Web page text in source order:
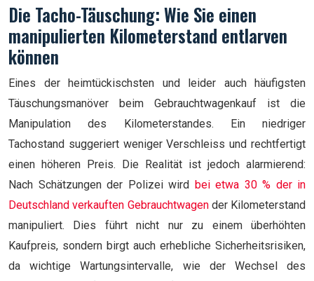
Die Tacho-Täuschung: Wie Sie einen
manipulierten Kilometerstand entlarven
können
Eines der heimtückischsten und leider auch häufigsten
Täuschungsmanöver beim Gebrauchtwagenkauf ist die
Manipulation des Kilometerstandes. Ein niedriger
Tachostand suggeriert weniger Verschleiss und rechtfertigt
einen höheren Preis. Die Realität ist jedoch alarmierend:
Nach Schätzungen der Polizei wird
bei etwa 30 % der in
Deutschland verkauften Gebrauchtwagender Kilometerstand
manipuliert. Dies führt nicht nur zu einem überhöhten
Kaufpreis, sondern birgt auch erhebliche Sicherheitsrisiken,
da wichtige Wartungsintervalle, wie der Wechsel des